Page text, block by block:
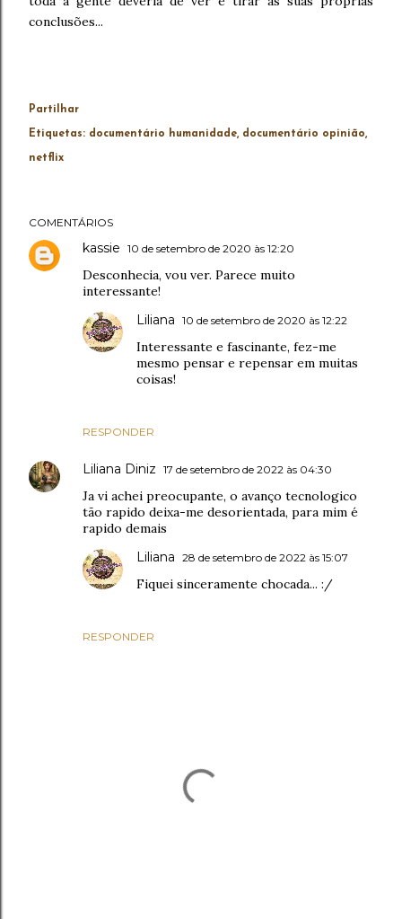
conclusões...
Partilhar
Etiquetas: documentário humanidade documentário opinião
netflix
COMENTÁRIOS
kassie 10 de setembro de 2020 às 12:20
Desconhecia, vou ver. Parece muito
interessante!
RESPONDER
Liliana 10 de setembro de 2020 às 12:22
Interessante e fascinante, fez-me
mesmo pensar e repensar em muitas
coisas!
Liliana Diniz 17 de setembro de 2022 às 04:30
Ja vi achei preocupante, o avanço tecnologico
tão rapido deixa-me desorientada, para mim é
rapido demais
RESPONDER
Liliana 28 de setembro de 2022 às 15:07
Fiquei sinceramente chocada... :/